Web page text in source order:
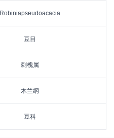
Robiniapseudoacacia
豆目
刺槐属
木兰纲
豆科